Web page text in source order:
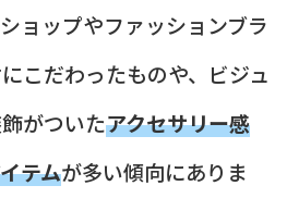
ョップやファッションブラ
こだわったものや、ビジュ
がついたアクセサリー感
テムが多い傾向にありま